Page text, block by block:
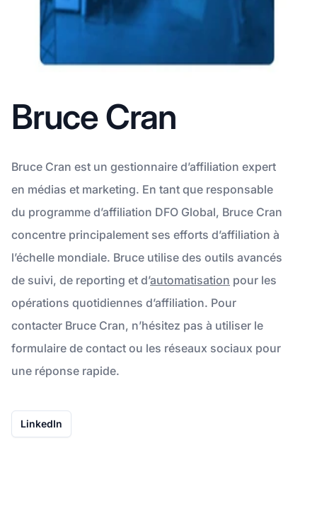
Bruce Cran
Bruce Cran est un gestionnaire d’affiliation expert
en médias et marketing. En tant que responsable
du programme d’affiliation DFO Global, Bruce Cran
concentre principalement ses efforts d’affiliation à
l’échelle mondiale. Bruce utilise des outils avancés
de suivi, de reporting et d’automatisation pour les
opérations quotidiennes d’affiliation. Pour
contacter Bruce Cran, n’hésitez pas à utiliser le
formulaire de contact ou les réseaux sociaux pour
une réponse rapide.
LinkedIn